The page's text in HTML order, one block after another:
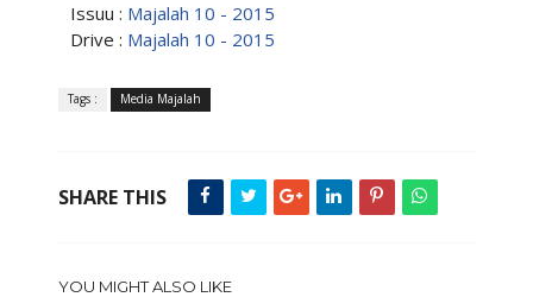
Issuu : Majalah 10 - 2015
Drive : Majalah 10 - 2015
Tags : Media Majalah
SHARE THIS
YOU MIGHT ALSO LIKE